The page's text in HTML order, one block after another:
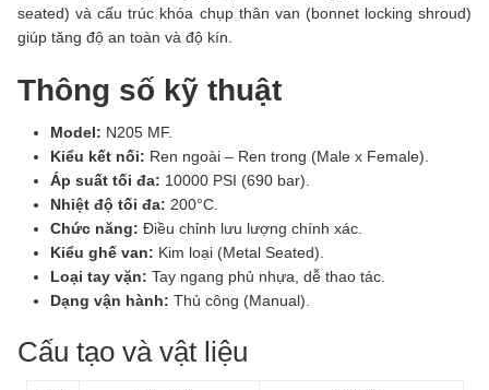
seated) và cấu trúc khóa chụp thân van (bonnet locking shroud)
giúp tăng độ an toàn và độ kín.
Thông số kỹ thuật
Model: N205 MF.
Kiểu kết nối: Ren ngoài – Ren trong (Male x Female).
Áp suất tối đa: 10000 PSI (690 bar).
Nhiệt độ tối đa: 200°C.
Chức năng: Điều chỉnh lưu lượng chính xác.
Kiểu ghế van: Kim loại (Metal Seated).
Loại tay vặn: Tay ngang phủ nhựa, dễ thao tác.
Dạng vận hành: Thủ công (Manual).
Cấu tạo và vật liệu